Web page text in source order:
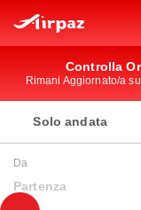
Controlla
Rimani Aggiornato/a
Solo andata
Da
Partenza